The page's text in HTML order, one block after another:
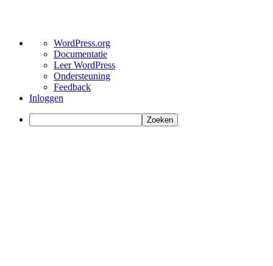
Over
WordPress
WordPress.org
Documentatie
Leer WordPress
Ondersteuning
Feedback
Inloggen
Zoeken